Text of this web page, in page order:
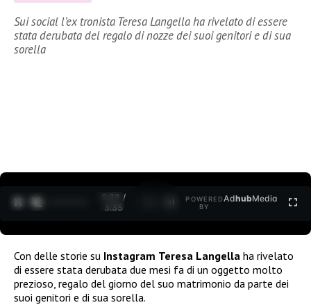
Sui social l’ex tronista Teresa Langella ha rivelato di essere
stata derubata del regalo di nozze dei suoi genitori e di sua
sorella
0:30 /
3:35
POWERED
BY
AdhubMedia
Con delle storie su Instagram Teresa Langella ha rivelato
di essere stata derubata due mesi fa di un oggetto molto
prezioso, regalo del giorno del suo matrimonio da parte dei
suoi genitori e di sua sorella.